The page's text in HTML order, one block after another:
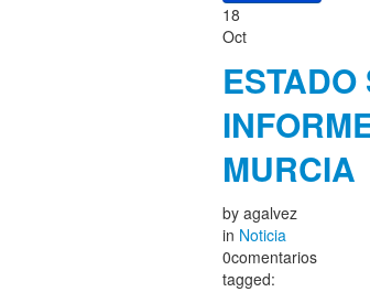
18
Oct
ESTADO
MURCIA
by agalvez
in Noticia
0comentarios
tagged: